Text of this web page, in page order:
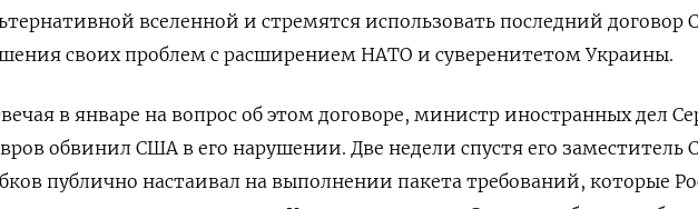
вселенной и стремятся использовать последний договор
своих проблем с расширением НАТО и суверенитетом Украины.
в январе на вопрос об этом договоре, министр иностранных дел
обвинил США в его нарушении. Две недели спустя его заместитель
публично настаивал на выполнении пакета требований, которые